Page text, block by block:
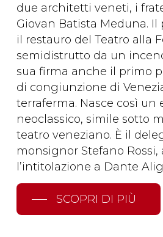
due architetti veneti, i
Giovan Batista Meduna.
il restauro del Teatro alla
semidistrutto da un
sua firma anche il primo
di congiunzione di
terraferma. Nasce così un
neoclassico, simile sotto
teatro veneziano. È il
monsignor Stefano Rossi,
l’intitolazione a Dante
SCOPRI DI PIÙ